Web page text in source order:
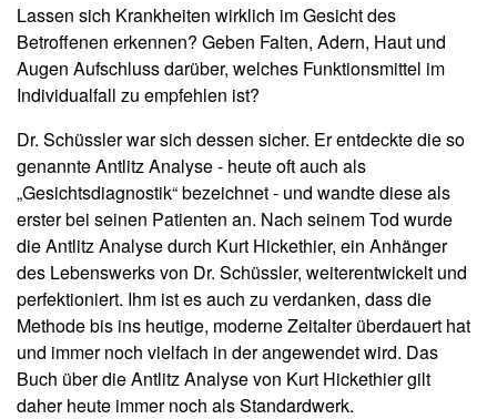
Lassen sich Krankheiten wirklich im Gesicht des
Betroffenen erkennen? Geben Falten, Adern, Haut und
Augen Aufschluss darüber, welches Funktionsmittel im
Individualfall zu empfehlen ist?
Dr. Schüssler war sich dessen sicher. Er entdeckte die so
genannte Antlitz Analyse - heute oft auch als
„Gesichtsdiagnostik“ bezeichnet - und wandte diese als
erster bei seinen Patienten an. Nach seinem Tod wurde
die Antlitz Analyse durch Kurt Hickethier, ein Anhänger
des Lebenswerks von Dr. Schüssler, weiterentwickelt und
perfektioniert. Ihm ist es auch zu verdanken, dass die
Methode bis ins heutige, moderne Zeitalter überdauert hat
und immer noch vielfach in der angewendet wird. Das
Buch über die Antlitz Analyse von Kurt Hickethier gilt
daher heute immer noch als Standardwerk.